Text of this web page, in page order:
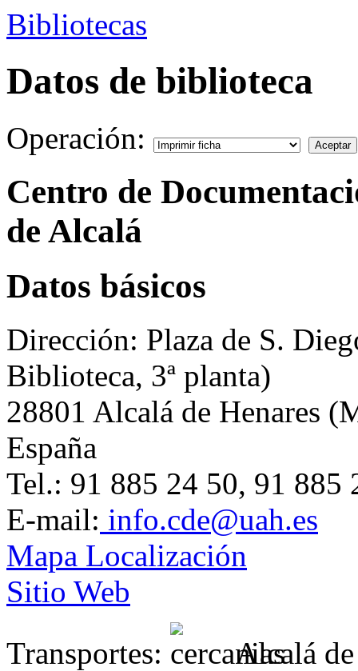
Bibliotecas
Datos de biblioteca
Operación:
Centro de
de Alcalá
Datos básicos
Dirección: Plaza de S.
Biblioteca, 3ª planta)
28801 Alcalá de Henares
España
Tel.: 91 885 24 50, 91 885
E-mail: info.cde@uah.es
Mapa Localización
Sitio Web
Transportes:
Alcalá